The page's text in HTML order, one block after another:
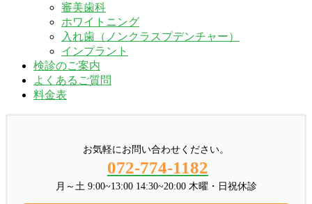
審美歯科
ホワイトニング
入れ歯（ノンクラスプデンチャー）
インプラント
検診のご案内
よくあるご質問
料金表
お気軽にお問い合わせください。
072-774-1182
月～土 9:00~13:00 14:30~20:00 木曜・日祝休診